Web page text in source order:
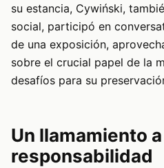
su estancia, Cywiński,
social, participó en
de una exposición,
sobre el crucial papel de la
desafíos para su
Un llamamiento
responsabilidad